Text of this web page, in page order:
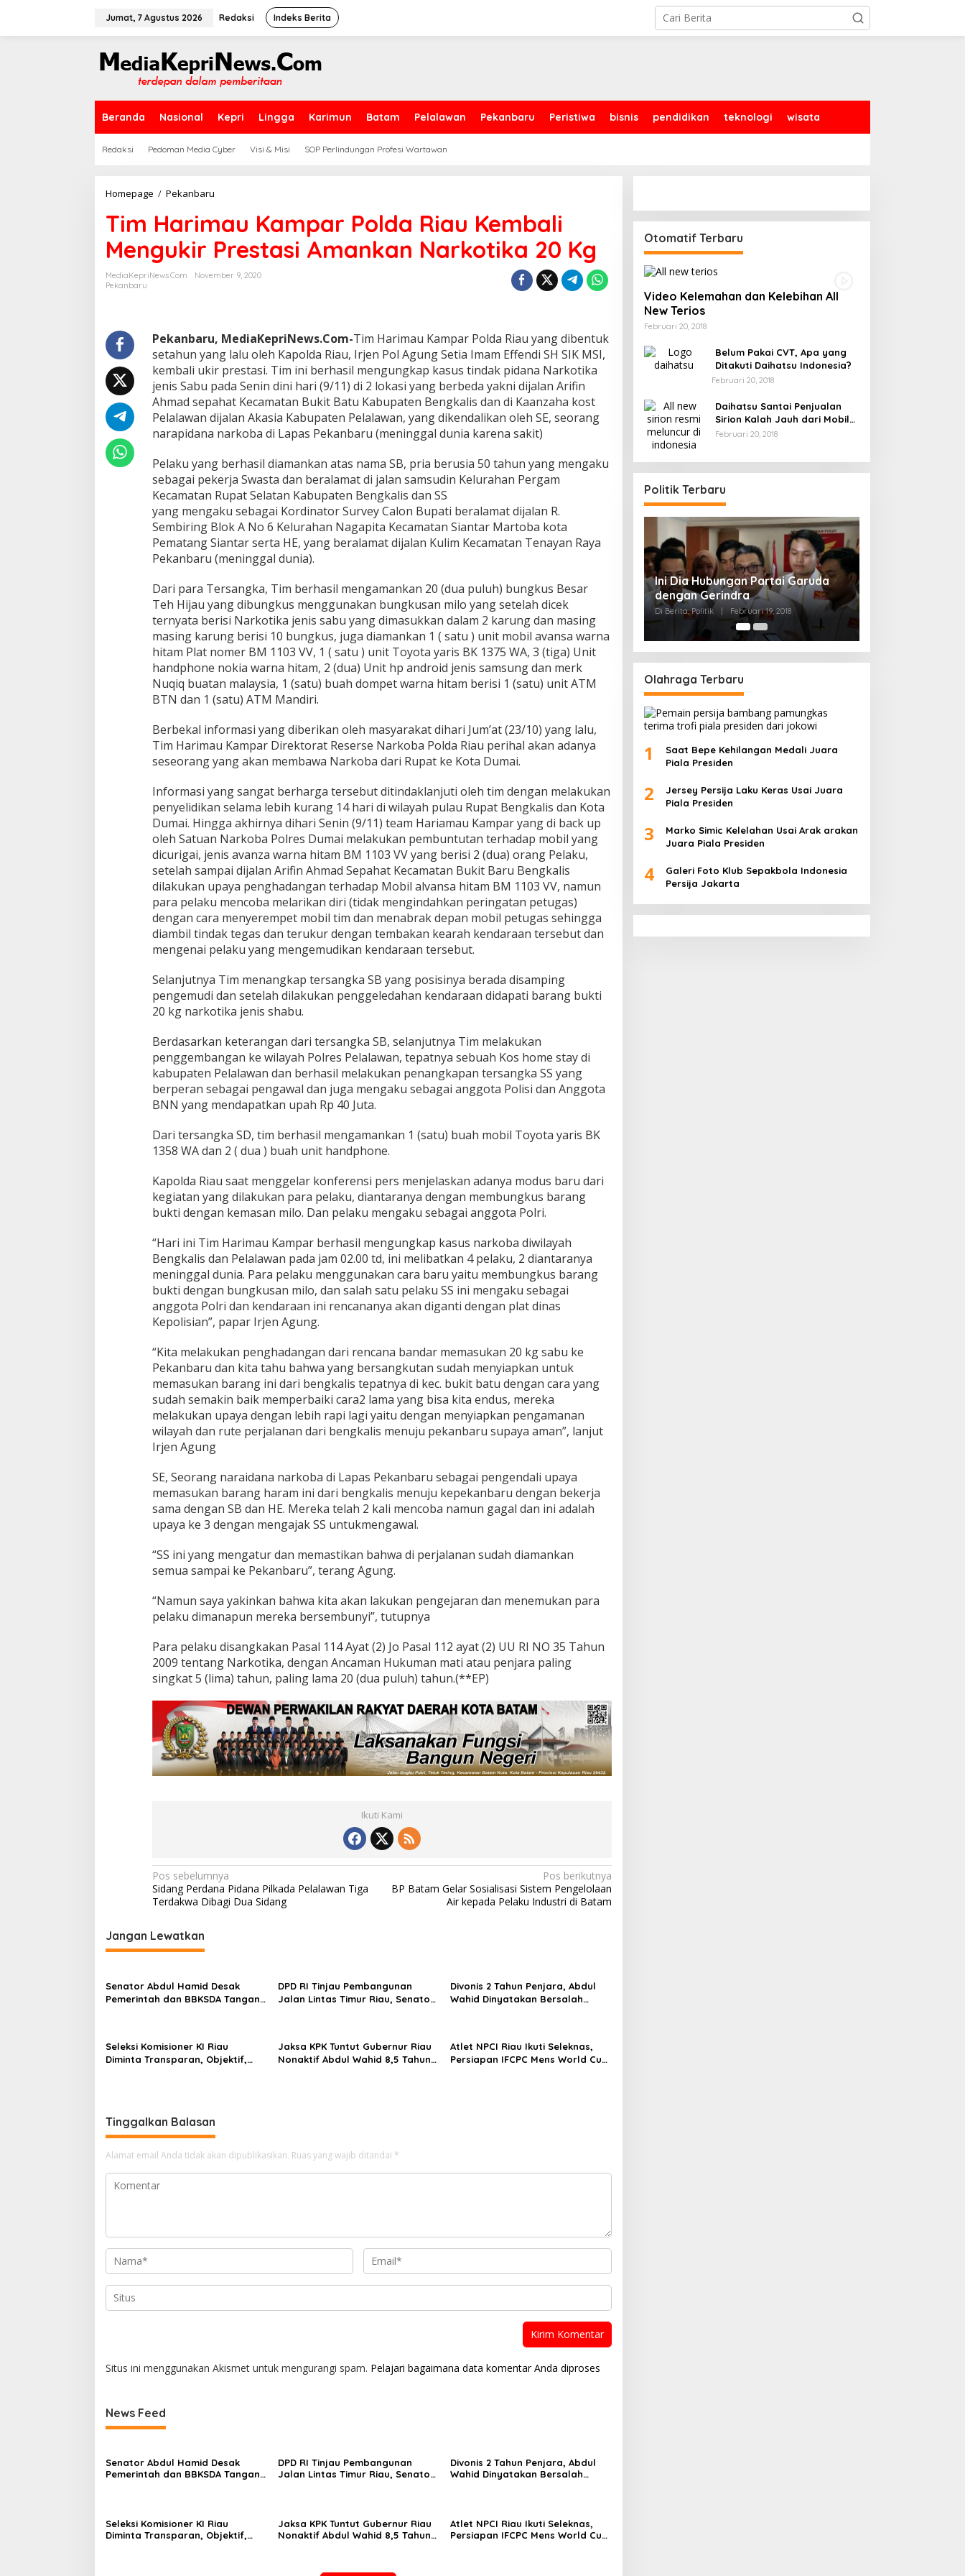
Jumat, 7 Agustus 2026 Redaksi Indeks Berita
Beranda Nasional Kepri Lingga Karimun Batam Pelalawan Pekanbaru Peristiwa bisnis pendidikan teknologi wisata
Redaksi Pedoman Media Cyber Visi & Misi SOP Perlindungan Profesi Wartawan
Homepage / Pekanbaru
m
H
a
r
i
m
p
a
r
P
o
l
d
R
i
a
u
K
e
m
b
a
i
M
e
n
u
k
i
r
r
e
s
t
s
A
m
a
n
k
a
n
N
a
r
o
k
a
K
g
Tim Harimau Kampar Polda Riau Kembali
Mengukir Prestasi Amankan Narkotika 20 Kg
MediaKepriNews.com
November 9, 2020
Pekanbaru
Pekanbaru, MediaKepriNews.Com-Tim Harimau Kampar Polda Riau yang dibentuk
setahun yang lalu oleh Kapolda Riau, Irjen Pol Agung Setia Imam Effendi SH SIK MSI,
kembali ukir prestasi. Tim ini berhasil mengungkap kasus tindak pidana Narkotika
jenis Sabu pada Senin dini hari (9/11) di 2 lokasi yang berbeda yakni dijalan Arifin
Ahmad sepahat Kecamatan Bukit Batu Kabupaten Bengkalis dan di Kaanzaha kost
Pelalawan dijalan Akasia Kabupaten Pelalawan, yang dikendalikan oleh SE, seorang
narapidana narkoba di Lapas Pekanbaru (meninggal dunia karena sakit)
Pelaku yang berhasil diamankan atas nama SB, pria berusia 50 tahun yang mengaku
sebagai pekerja Swasta dan beralamat di jalan samsudin Kelurahan Pergam
Kecamatan Rupat Selatan Kabupaten Bengkalis dan SS
yang mengaku sebagai Kordinator Survey Calon Bupati beralamat dijalan R.
Sembiring Blok A No 6 Kelurahan Nagapita Kecamatan Siantar Martoba kota
Pematang Siantar serta HE, yang beralamat dijalan Kulim Kecamatan Tenayan Raya
Pekanbaru (meninggal dunia).
Dari para Tersangka, Tim berhasil mengamankan 20 (dua puluh) bungkus Besar
Teh Hijau yang dibungkus menggunakan bungkusan milo yang setelah dicek
ternyata berisi Narkotika jenis sabu yang dimasukkan dalam 2 karung dan masing
masing karung berisi 10 bungkus, juga diamankan 1 ( satu ) unit mobil avansa warna
hitam Plat nomer BM 1103 VV, 1 ( satu ) unit Toyota yaris BK 1375 WA, 3 (tiga) Unit
handphone nokia warna hitam, 2 (dua) Unit hp android jenis samsung dan merk
Nuqiq buatan malaysia, 1 (satu) buah dompet warna hitam berisi 1 (satu) unit ATM
BTN dan 1 (satu) ATM Mandiri.
Berbekal informasi yang diberikan oleh masyarakat dihari Jum’at (23/10) yang lalu,
Tim Harimau Kampar Direktorat Reserse Narkoba Polda Riau perihal akan adanya
seseorang yang akan membawa Narkoba dari Rupat ke Kota Dumai.
Informasi yang sangat berharga tersebut ditindaklanjuti oleh tim dengan melakukan
penyelidikan selama lebih kurang 14 hari di wilayah pulau Rupat Bengkalis dan Kota
Dumai. Hingga akhirnya dihari Senin (9/11) team Hariamau Kampar yang di back up
oleh Satuan Narkoba Polres Dumai melakukan pembuntutan terhadap mobil yang
dicurigai, jenis avanza warna hitam BM 1103 VV yang berisi 2 (dua) orang Pelaku,
setelah sampai dijalan Arifin Ahmad Sepahat Kecamatan Bukit Baru Bengkalis
dilakukan upaya penghadangan terhadap Mobil alvansa hitam BM 1103 VV, namun
para pelaku mencoba melarikan diri (tidak mengindahkan peringatan petugas)
dengan cara menyerempet mobil tim dan menabrak depan mobil petugas sehingga
diambil tindak tegas dan terukur dengan tembakan kearah kendaraan tersebut dan
mengenai pelaku yang mengemudikan kendaraan tersebut.
Selanjutnya Tim menangkap tersangka SB yang posisinya berada disamping
pengemudi dan setelah dilakukan penggeledahan kendaraan didapati barang bukti
20 kg narkotika jenis shabu.
Berdasarkan keterangan dari tersangka SB, selanjutnya Tim melakukan
penggembangan ke wilayah Polres Pelalawan, tepatnya sebuah Kos home stay di
kabupaten Pelalawan dan berhasil melakukan penangkapan tersangka SS yang
berperan sebagai pengawal dan juga mengaku sebagai anggota Polisi dan Anggota
BNN yang mendapatkan upah Rp 40 Juta.
Dari tersangka SD, tim berhasil mengamankan 1 (satu) buah mobil Toyota yaris BK
1358 WA dan 2 ( dua ) buah unit handphone.
Kapolda Riau saat menggelar konferensi pers menjelaskan adanya modus baru dari
kegiatan yang dilakukan para pelaku, diantaranya dengan membungkus barang
bukti dengan kemasan milo. Dan pelaku mengaku sebagai anggota Polri.
“Hari ini Tim Harimau Kampar berhasil mengungkap kasus narkoba diwilayah
Bengkalis dan Pelalawan pada jam 02.00 td, ini melibatkan 4 pelaku, 2 diantaranya
meninggal dunia. Para pelaku menggunakan cara baru yaitu membungkus barang
bukti dengan bungkusan milo, dan salah satu pelaku SS ini mengaku sebagai
anggota Polri dan kendaraan ini rencananya akan diganti dengan plat dinas
Kepolisian”, papar Irjen Agung.
“Kita melakukan penghadangan dari rencana bandar memasukan 20 kg sabu ke
Pekanbaru dan kita tahu bahwa yang bersangkutan sudah menyiapkan untuk
memasukan barang ini dari bengkalis tepatnya di kec. bukit batu dengan cara yang
sudah semakin baik memperbaiki cara2 lama yang bisa kita endus, mereka
melakukan upaya dengan lebih rapi lagi yaitu dengan menyiapkan pengamanan
wilayah dan rute perjalanan dari bengkalis menuju pekanbaru supaya aman”, lanjut
Irjen Agung
SE, Seorang naraidana narkoba di Lapas Pekanbaru sebagai pengendali upaya
memasukan barang haram ini dari bengkalis menuju kepekanbaru dengan bekerja
sama dengan SB dan HE. Mereka telah 2 kali mencoba namun gagal dan ini adalah
upaya ke 3 dengan mengajak SS untukmengawal.
“SS ini yang mengatur dan memastikan bahwa di perjalanan sudah diamankan
semua sampai ke Pekanbaru”, terang Agung.
“Namun saya yakinkan bahwa kita akan lakukan pengejaran dan menemukan para
pelaku dimanapun mereka bersembunyi”, tutupnya
Para pelaku disangkakan Pasal 114 Ayat (2) Jo Pasal 112 ayat (2) UU RI NO 35 Tahun
2009 tentang Narkotika, dengan Ancaman Hukuman mati atau penjara paling
singkat 5 (lima) tahun, paling lama 20 (dua puluh) tahun.(**EP)
Ikuti Kami
N
a
i
g
a
s
p
o
Pos sebelumnya
Sidang Perdana Pidana Pilkada Pelalawan Tiga
Terdakwa Dibagi Dua Sidang
Pos berikutnya
BP Batam Gelar Sosialisasi Sistem Pengelolaan
Air kepada Pelaku Industri di Batam
Jangan Lewatkan
Senator Abdul Hamid Desak
Pemerintah dan BBKSDA Tangani
DPD RI Tinjau Pembangunan
Jalan Lintas Timur Riau, Senator
Divonis 2 Tahun Penjara, Abdul
Wahid Dinyatakan Bersalah
Seleksi Komisioner KI Riau
Diminta Transparan, Objektif,
Jaksa KPK Tuntut Gubernur Riau
Nonaktif Abdul Wahid 8,5 Tahun
Atlet NPCI Riau Ikuti Seleknas,
Persiapan IFCPC Mens World Cup
Tinggalkan Balasan
Alamat email Anda tidak akan dipublikasikan. Ruas yang wajib ditandai *
Situs ini menggunakan Akismet untuk mengurangi spam. Pelajari bagaimana data komentar Anda diproses
News Feed
Senator Abdul Hamid Desak
Pemerintah dan BBKSDA Tangani
DPD RI Tinjau Pembangunan
Jalan Lintas Timur Riau, Senator
Divonis 2 Tahun Penjara, Abdul
Wahid Dinyatakan Bersalah
Seleksi Komisioner KI Riau
Diminta Transparan, Objektif,
Jaksa KPK Tuntut Gubernur Riau
Nonaktif Abdul Wahid 8,5 Tahun
Atlet NPCI Riau Ikuti Seleknas,
Persiapan IFCPC Mens World Cup
Otomatif Terbaru
Video Kelemahan dan Kelebihan All
New Terios
Februari 20, 2018
Belum Pakai CVT, Apa yang
Ditakuti Daihatsu Indonesia?
Februari 20, 2018
Daihatsu Santai Penjualan
Sirion Kalah Jauh dari Mobil
LCGC
Februari 20, 2018
Politik Terbaru
Ini Dia Hubungan Partai Garuda
dengan Gerindra
Di Berita, Politik | Februari 19, 2018
Strategi PPP Menangkan Duet
Ganjar dan Gus Yasin
Di Berita, Politik Februari 19, 2018
Olahraga Terbaru
1
Saat Bepe Kehilangan Medali Juara
Piala Presiden
2
Jersey Persija Laku Keras Usai Juara
Piala Presiden
3
Marko Simic Kelelahan Usai Arak arakan
Juara Piala Presiden
4
Galeri Foto Klub Sepakbola Indonesia
Persija Jakarta